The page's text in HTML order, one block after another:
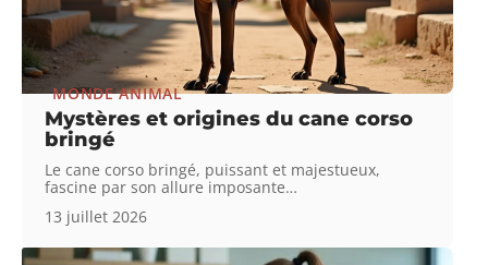
MONDE ANIMAL
Mystères et origines du cane corso
bringé
Le cane corso bringé, puissant et majestueux,
fascine par son allure imposante…
13 juillet 2026